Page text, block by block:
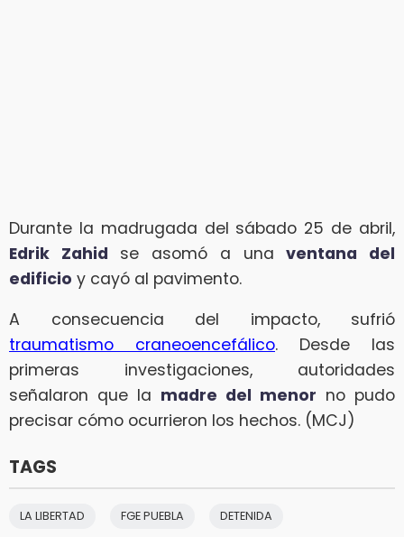
Durante la madrugada del sábado 25 de abril,
Edrik Zahid se asomó a unaventana del
edificio y cayó al pavimento.
A consecuencia del impacto, sufrió
traumatismo craneoencefálico. Desde las
primeras investigaciones, autoridades
señalaron que la madre del menor no pudo
precisar cómo ocurrieron los hechos. (MCJ)
TAGS
LA LIBERTAD FGE PUEBLA DETENIDA